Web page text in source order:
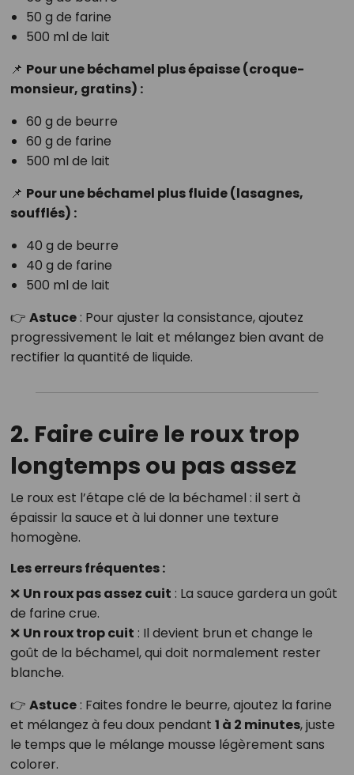
50 g de farine
500 ml de lait
📌 Pour une béchamel plus épaisse (croque-
monsieur, gratins) :
60 g de beurre
60 g de farine
500 ml de lait
📌 Pour une béchamel plus fluide (lasagnes,
soufflés) :
40 g de beurre
40 g de farine
500 ml de lait
👉 Astuce: Pour ajuster la consistance, ajoutez
progressivement le lait et mélangez bien avant de
rectifier la quantité de liquide.
2. Faire cuire le roux trop
longtemps ou pas assez
Le roux est l’étape clé de la béchamel : il sert à
épaissir la sauce et à lui donner une texture
homogène.
Les erreurs fréquentes :
❌ Un roux pas assez cuit : La sauce gardera un goût
de farine crue.
❌ Un roux trop cuit : Il devient brun et change le
goût de la béchamel, qui doit normalement rester
blanche.
👉 Astuce: Faites fondre le beurre, ajoutez la farine
et mélangez à feu doux pendant 1 à 2 minutes, juste
le temps que le mélange mousse légèrement sans
colorer.